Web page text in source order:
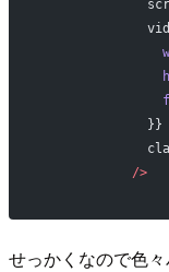
              }}
            />
せっかくなので色々